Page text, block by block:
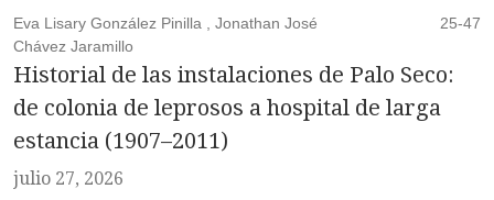
Eva Lisary González Pinilla , Jonathan José
Chávez Jaramillo
25-47
Historial de las instalaciones de Palo Seco:
de colonia de leprosos a hospital de larga
estancia (1907–2011)
julio 27, 2026